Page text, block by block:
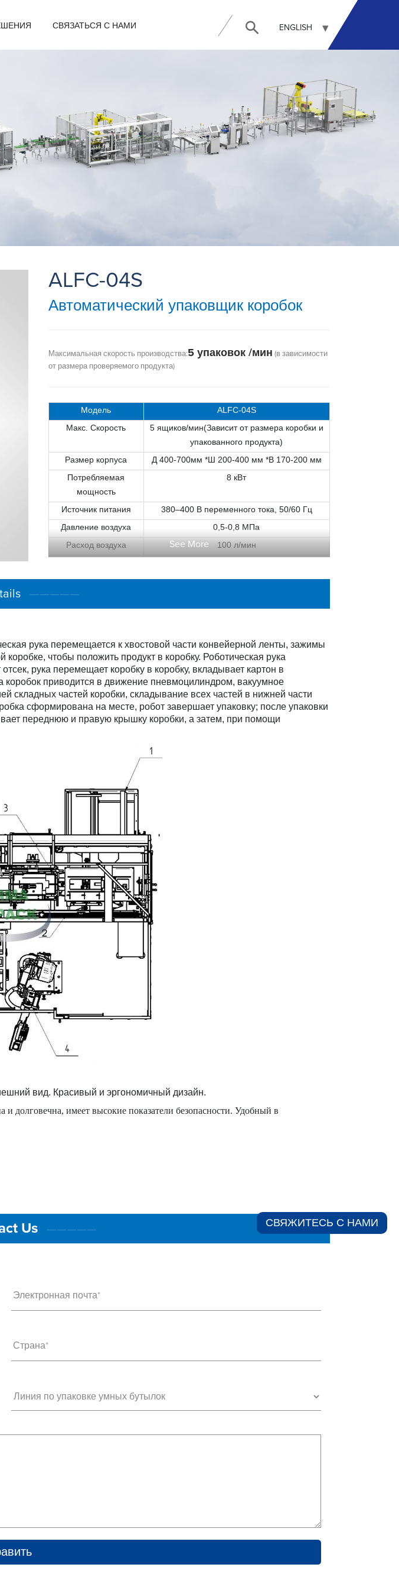
СВЯЗАТЬСЯ С НАМИ ENGLISH
ALFC-04S
Автоматический упаковщик коробок
Максимальная скорость производства:5 упаковок /мин (в зависимости
от размера проверяемого продукта)
Модель
ALFC-04S
Макс. Скорость
5 ящиков/мин(Зависит от размера коробки и
упакованного продукта)
Размер корпуса
Д 400-700мм *Ш 200-400 мм *В 170-200 мм
Потребляемая
мощность
8 кВт
Источник питания
380–400 В переменного тока, 50/60 Гц
Давление воздуха
0,5-0,8 МПа
Расход воздуха
100 л/мин
Вес машины
1700 кг
See More
—————
рука перемещается к хвостовой части конвейерной ленты, зажимы
чтобы положить продукт в коробку. Роботическая рука
рука перемещает коробку в коробку, вкладывает картон в
приводится в движение пневмоцилиндром, вакуумное
складных частей коробки, складывание всех частей в нижней части
сформирована на месте, робот завершает упаковку; после упаковки
переднюю и правую крышку коробки, а затем, при помощи
вид. Красивый и эргономичный дизайн.
долговечна, имеет высокие показатели безопасности. Удобный в
Us —————
Электронная почта*
Страна*
СВЯЖИТЕСЬ С НАМИ​